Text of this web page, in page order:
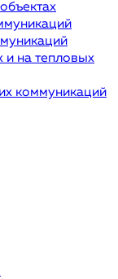
и на тепловых
коммуникаций